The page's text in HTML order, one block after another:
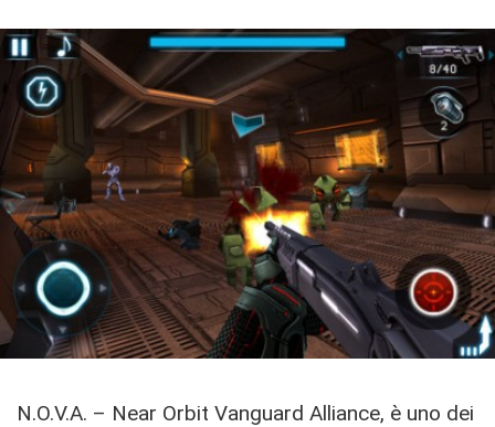
N.O.V.A. – Near Orbit Vanguard Alliance, è uno dei